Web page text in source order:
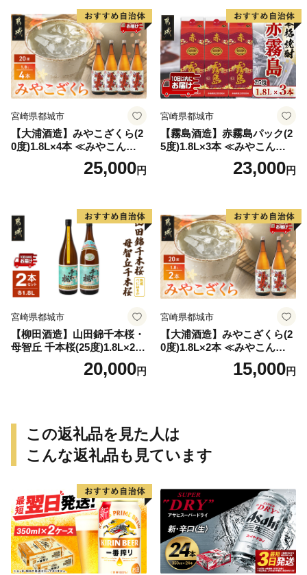
宮崎県都城市
【大浦酒造】みやこざくら(2
0度)1.8L×4本 ≪みやこんじょ
特急便≫_AD-077125,000円
宮崎県都城市
【霧島酒造】赤霧島パック(2
5度)1.8L×3本 ≪みやこんじょ
特急便≫_23-07-K03P-1800-3
23,000円
宮崎県都城市
【柳田酒造】山田錦千本桜・
母智丘 千本桜(25度)1.8L×2本
≪みやこんじょ特急便≫_AC
20,000円
宮崎県都城市
【大浦酒造】みやこざくら(2
0度)1.8L×2本 ≪みやこんじょ
特急便≫_MJ-077115,000円
この返礼品を見た人は
こんな返礼品も見ています